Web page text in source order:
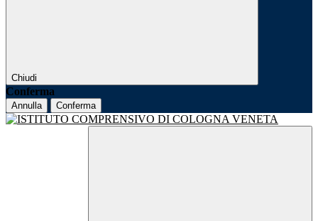
Chiudi
Conferma
Annulla Conferma